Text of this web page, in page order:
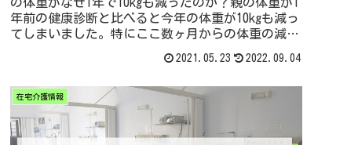
の体重がなぜ1年で10kgも減ったのか？親の体重が1
年前の健康診断と比べると今年の体重が10kgも減っ
てしまいました。特にここ数ヶ月からの体重の減り
数ヶ月の間で、親の歯が加齢により弱ってきてから
2021.05.23 2022.09.04
在宅介護情報